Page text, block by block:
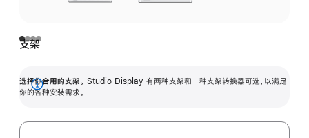
支架
选择你合用的支架。 Studio Display 有两种支架和一种支架转换器可选，以满足
你的各种安装需求。
展